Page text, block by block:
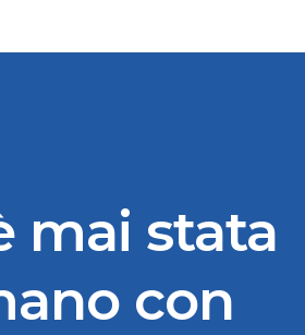
mai stata
con